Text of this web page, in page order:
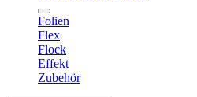
Folien
Flex
Flock
Effekt
Zubehör